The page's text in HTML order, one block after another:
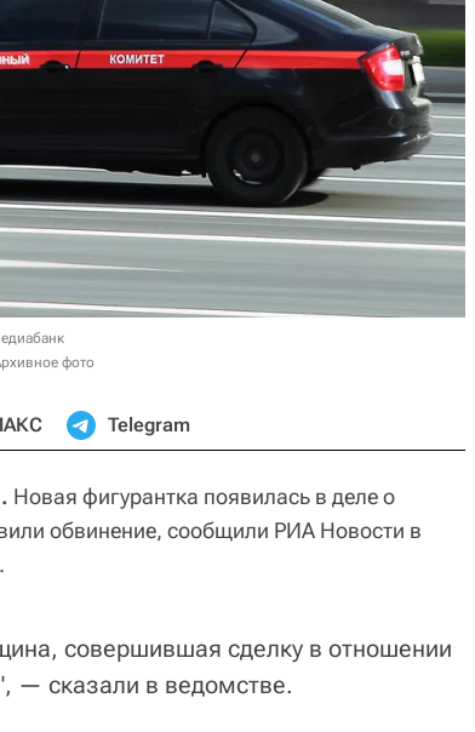
фото
Telegram
Новая фигурантка появилась в деле о
обвинение, сообщили РИА Новости в
совершившая сделку в отношении
— сказали в ведомстве.